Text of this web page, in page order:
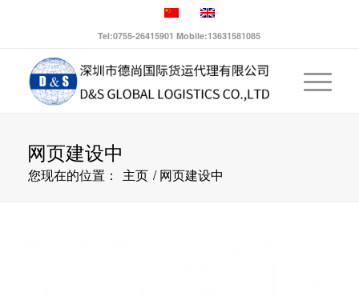
Tel:0755-26415901 Mobile:13631581085
网页建设中
您现在的位置： 主页 / 网页建设中